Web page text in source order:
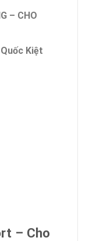
– CHO
Kiệt
– Cho